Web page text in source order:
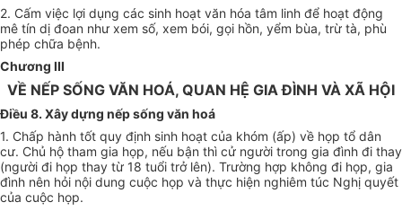
2. Cấm việc lợi dụng các sinh hoạt văn hóa tâm linh để hoạt động
mê tín dị đoan như xem số, xem bói, gọi hồn, yểm bùa, trừ tà, phù
phép chữa bệnh.
Chương III
VỀ NẾP SỐNG VĂN HOÁ, QUAN HỆ GIA ĐÌNH VÀ XÃ HỘI
Điều 8. Xây dựng nếp sống văn hoá
1. Chấp hành tốt quy định sinh hoạt của khóm (ấp) về họp tổ dân
cư. Chủ hộ tham gia họp, nếu bận thì cử người trong gia đình đi thay
(người đi họp thay từ 18 tuổi trở lên). Trường hợp không đi họp, gia
đình nên hỏi nội dung cuộc họp và thực hiện nghiêm túc Nghị quyết
của cuộc họp.